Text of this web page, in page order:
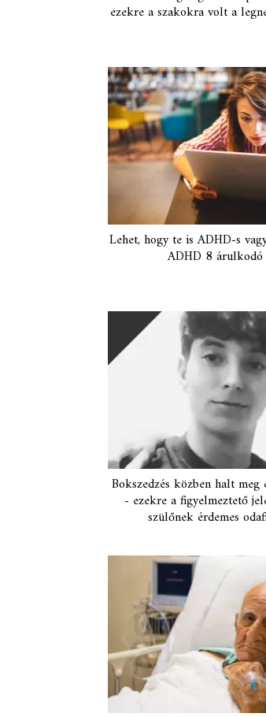
ezekre a szakokra volt a
Lehet, hogy te is ADHD-s
ADHD 8
Bokszedzés közben halt meg
- ezekre a figyelmeztető
szülőnek érdemes